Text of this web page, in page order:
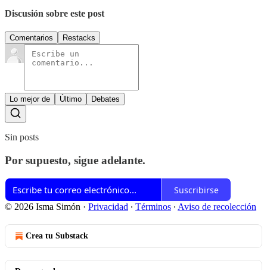
Discusión sobre este post
Comentarios Restacks
Lo mejor de Último Debates
Sin posts
Por supuesto, sigue adelante.
Suscribirse
© 2026 Isma Simón · Privacidad ∙ Términos ∙ Aviso de recolección
Crea tu Substack